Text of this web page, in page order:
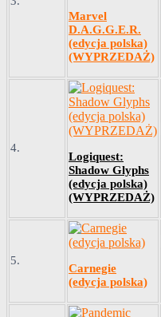
Marvel
D.A.G.G.E.R.
(edycja polska)
(WYPRZEDAŻ)
4.
Logiquest:
Shadow Glyphs
(edycja polska)
(WYPRZEDAŻ)
5.
Carnegie
(edycja polska)